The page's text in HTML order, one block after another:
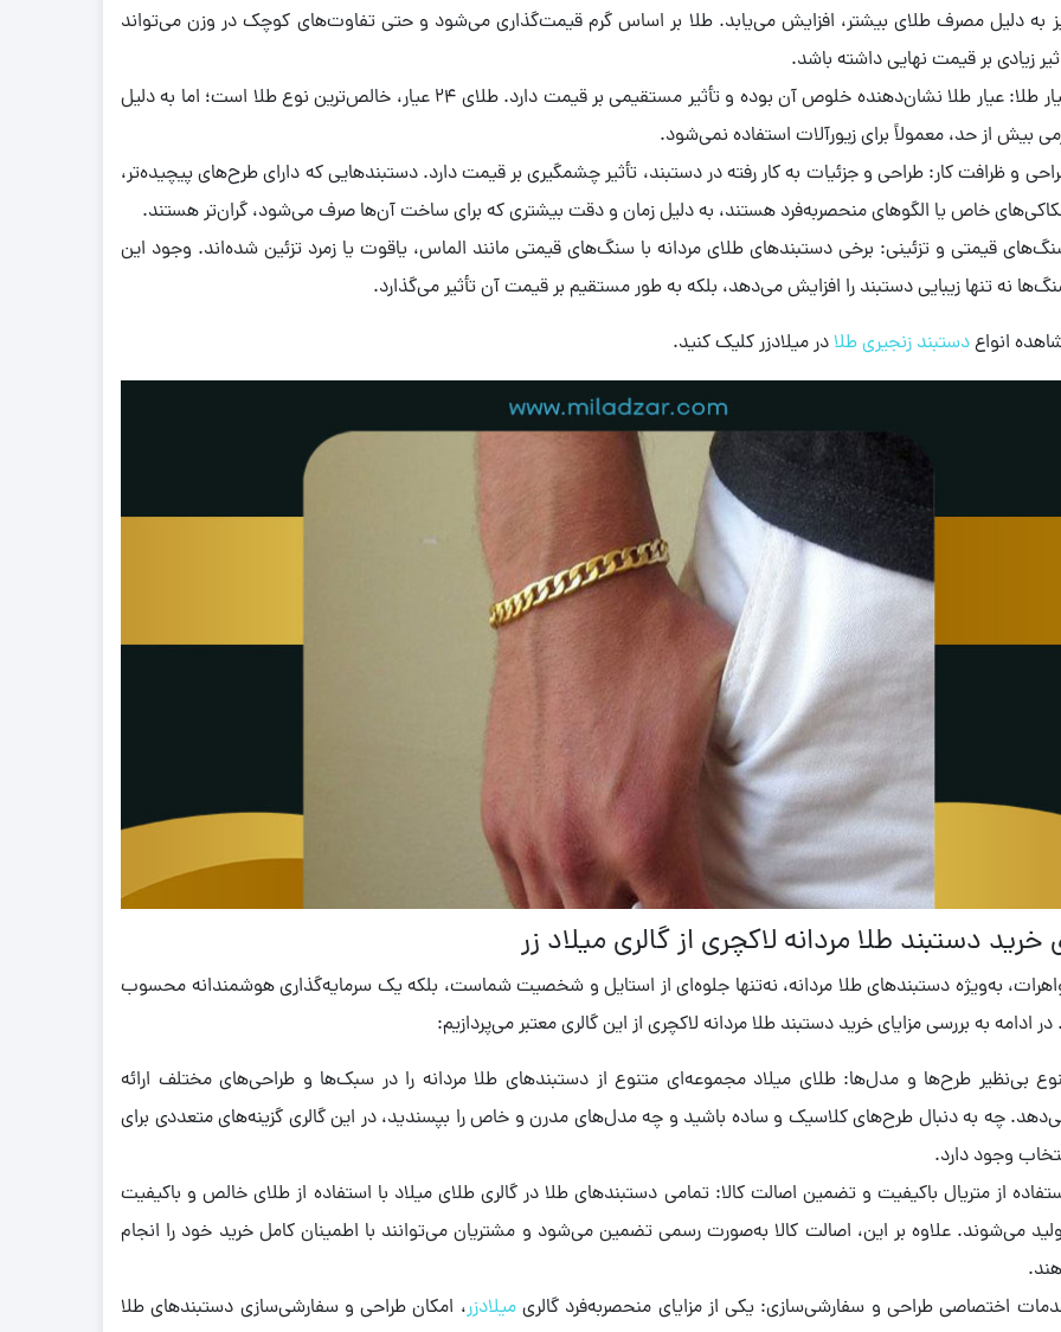
به دلیل مصرف طلای بیشتر، افزایش می‌یابد. طلا بر اساس گرم قیمت‌گذاری می‌شود و حتی تفاوت‌های کوچک در وزن می‌تواند
زیادی بر قیمت نهایی داشته باشد.
عیار طلا: عیار طلا نشان‌دهنده خلوص آن بوده و تأثیر مستقیمی بر قیمت دارد. طلای 24 عیار، خالص‌ترین نوع طلا است؛ اما به دلیل
بیش از حد، معمولاً برای زیورآلات استفاده نمی‌شود.
و ظرافت کار: طراحی و جزئیات به کار رفته در دستبند، تأثیر چشمگیری بر قیمت دارد. دستبندهایی که دارای طرح‌های پیچیده‌تر،
خاص یا الگوهای منحصر‌به‌فرد هستند، به دلیل زمان و دقت بیشتری که برای ساخت آن‌ها صرف می‌شود، گران‌تر هستند.
قیمتی و تزئینی: برخی دستبندهای طلای مردانه با سنگ‌های قیمتی مانند الماس، یاقوت یا زمرد تزئین شده‌اند. وجود این
نه تنها زیبایی دستبند را افزایش می‌دهد، بلکه به طور مستقیم بر قیمت آن تأثیر می‌گذارد.
انواعدستبند زنجیری طلا در میلادزر کلیک کنید.
خرید دستبند طلا مردانه لاکچری از گالری میلاد زر
به‌ویژه دستبندهای طلا مردانه، نه‌تنها جلوه‌ای از استایل و شخصیت شماست، بلکه یک سرمایه‌گذاری هوشمندانه محسوب
ادامه به بررسی مزایای خرید دستبند طلا مردانه لاکچری از این گالری معتبر می‌پردازیم:
بی‌نظیر طرح‌ها و مدل‌ها: طلای میلاد مجموعه‌ای متنوع از دستبندهای طلا مردانه را در سبک‌ها و طراحی‌های مختلف ارائه
چه به دنبال طرح‌های کلاسیک و ساده باشید و چه مدل‌های مدرن و خاص را بپسندید، در این گالری گزینه‌های متعددی برای
وجود دارد.
از متریال باکیفیت و تضمین اصالت کالا: تمامی دستبندهای طلا در گالری طلای میلاد با استفاده از طلای خالص و باکیفیت
می‌شوند. علاوه بر این، اصالت کالا به‌صورت رسمی تضمین می‌شود و مشتریان می‌توانند با اطمینان کامل خرید خود را انجام
اختصاصی طراحی و سفارشی‌سازی: یکی از مزایای منحصربه‌فرد گالریمیلادزر، امکان طراحی و سفارشی‌سازی دستبندهای طلا